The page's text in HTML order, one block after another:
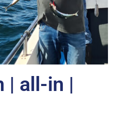
| all-in |